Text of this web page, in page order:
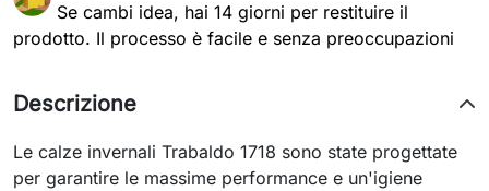
Se cambi idea, hai 14 giorni per restituire il
prodotto. Il processo è facile e senza preoccupazioni
Descrizione
Le calze invernali Trabaldo 1718 sono state progettate
per garantire le massime performance e un'igiene